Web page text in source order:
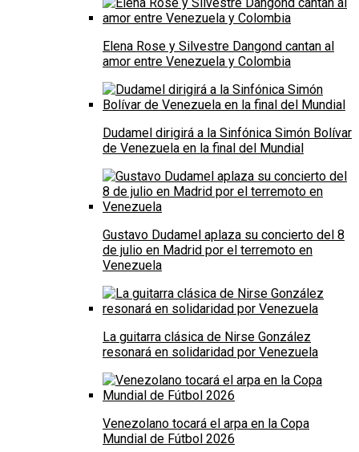
Elena Rose y Silvestre Dangond cantan al
amor entre Venezuela y Colombia
Dudamel dirigirá a la Sinfónica Simón Bolívar
de Venezuela en la final del Mundial
Gustavo Dudamel aplaza su concierto del 8
de julio en Madrid por el terremoto en
Venezuela
La guitarra clásica de Nirse González
resonará en solidaridad por Venezuela
Venezolano tocará el arpa en la Copa
Mundial de Fútbol 2026